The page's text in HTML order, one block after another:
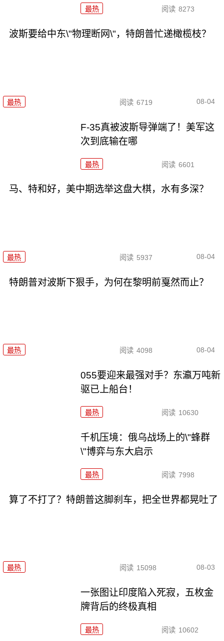
最热 阅读 8273
波斯要给中东\"物理断网\"，特朗普忙递橄榄枝？
最热 阅读 6719 08-04
F-35真被波斯导弹端了！美军这
次到底输在哪
最热 阅读 6601
马、特和好，美中期选举这盘大棋，水有多深？
最热 阅读 5937 08-04
特朗普对波斯下狠手，为何在黎明前戛然而止？
最热 阅读 4098 08-04
055要迎来最强对手？东瀛万吨新
驱已上船台！
最热 阅读 10630
千机压境：俄乌战场上的\"蜂群
\"博弈与东大启示
最热 阅读 7998
算了不打了？特朗普这脚刹车，把全世界都晃吐了
最热 阅读 15098 08-03
一张图让印度陷入死寂，五枚金
牌背后的终极真相
最热 阅读 10602